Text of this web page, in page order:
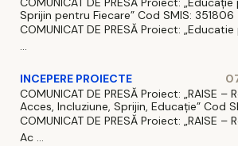
Sprijin pentru Fiecare” Cod SMIS: 351806
COMUNICAT DE PRESĂ Proiect:
...
INCEPERE PROIECTE
COMUNICAT DE PRESĂ Proiect: „RAISE
Acces, Incluziune, Sprijin, Educație” Cod
COMUNICAT DE PRESĂ Proiect: „RAISE
Ac ...